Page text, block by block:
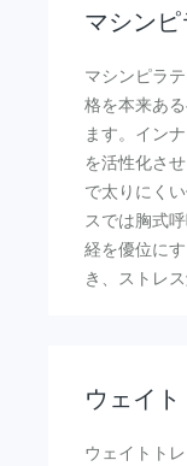
マシン
マシンピラ
格を本来あ
ます。イン
を活性化さ
で太りにく
スでは胸式
経を優位に
き、ストレ
ウェイ
ウェイトト